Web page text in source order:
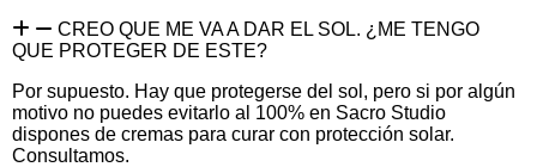
CREO QUE ME VA A DAR EL SOL. ¿ME TENGO
QUE PROTEGER DE ESTE?
Por supuesto. Hay que protegerse del sol, pero si por algún
motivo no puedes evitarlo al 100% en Sacro Studio
dispones de cremas para curar con protección solar.
Consultamos.